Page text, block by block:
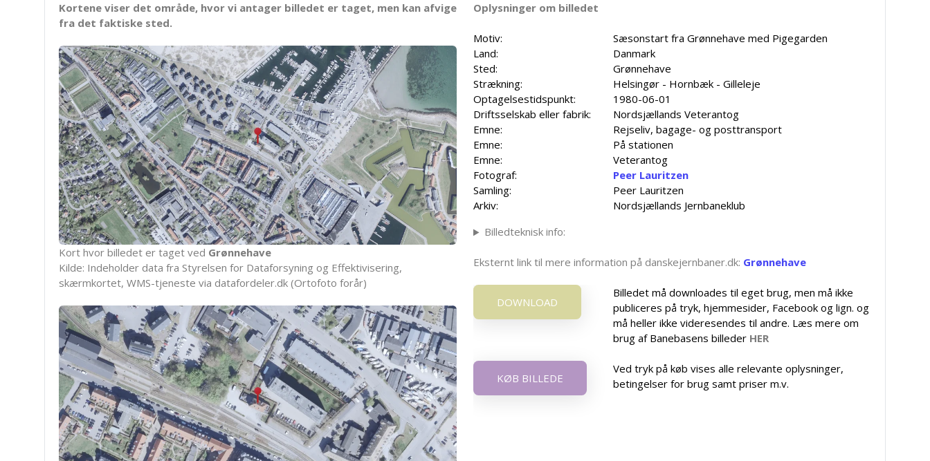
Kortene viser det område, hvor vi antager billedet er taget, men kan afvige
fra det faktiske sted.
Kort hvor billedet er taget ved Grønnehave
Kilde: Indeholder data fra Styrelsen for Dataforsyning og Effektivisering,
skærmkortet, WMS-tjeneste via datafordeler.dk (Ortofoto forår)
Oplysninger om billedet
Motiv:
Sæsonstart fra Grønnehave med Pigegarden
Land:
Danmark
Sted:
Grønnehave
Strækning:
Helsingør - Hornbæk - Gilleleje
Optagelsestidspunkt:
1980-06-01
Driftsselskab eller fabrik:
Nordsjællands Veterantog
Emne:
Rejseliv, bagage- og posttransport
Emne:
På stationen
Emne:
Veterantog
Fotograf:
Peer Lauritzen
Samling:
Peer Lauritzen
Arkiv:
Nordsjællands Jernbaneklub
Billedteknisk info:
Eksternt link til mere information på danskejernbaner.dk: Grønnehave
DOWNLOAD
Billedet må downloades til eget brug, men må ikke
publiceres på tryk, hjemmesider, Facebook og lign. og
må heller ikke videresendes til andre. Læs mere om
brug af Banebasens billeder HER
KØB BILLEDE
Ved tryk på køb vises alle relevante oplysninger,
betingelser for brug samt priser m.v.